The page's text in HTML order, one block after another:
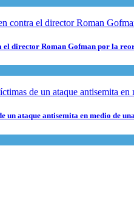
el director Roman Gofman por la
ataque antisemita en medio de